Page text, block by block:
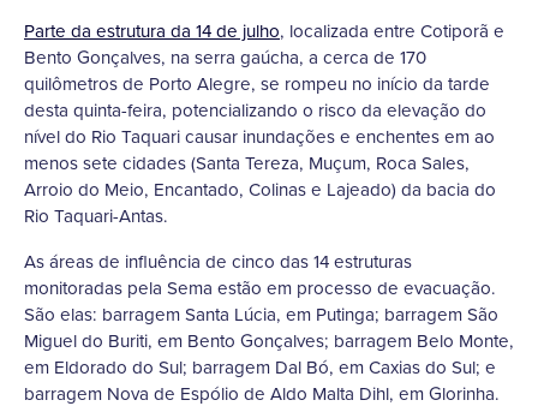
Parte da estrutura da 14 de julho, localizada entre Cotiporã e
Bento Gonçalves, na serra gaúcha, a cerca de 170
quilômetros de Porto Alegre, se rompeu no início da tarde
desta quinta-feira, potencializando o risco da elevação do
nível do Rio Taquari causar inundações e enchentes em ao
menos sete cidades (Santa Tereza, Muçum, Roca Sales,
Arroio do Meio, Encantado, Colinas e Lajeado) da bacia do
Rio Taquari-Antas.
As áreas de influência de cinco das 14 estruturas
monitoradas pela Sema estão em processo de evacuação.
São elas: barragem Santa Lúcia, em Putinga; barragem São
Miguel do Buriti, em Bento Gonçalves; barragem Belo Monte,
em Eldorado do Sul; barragem Dal Bó, em Caxias do Sul; e
barragem Nova de Espólio de Aldo Malta Dihl, em Glorinha.